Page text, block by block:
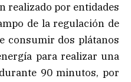
realizado por entidades
de la regulación de
consumir dos plátanos
para realizar una
90 minutos, por